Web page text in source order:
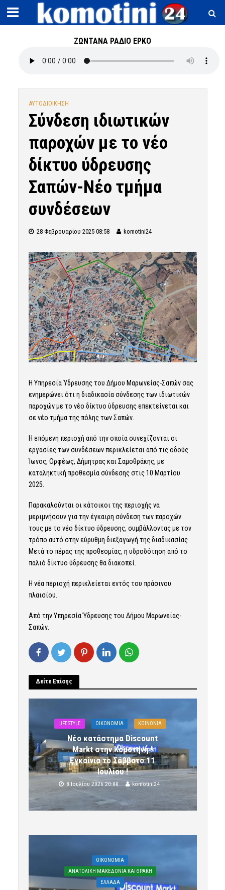
ΖΩΝΤΑΝΑ ΡΑΔΙΟ ΕΡΚΟ
ΑΥΤΟΔΙΟΙΚΗΣΗ
Σύνδεση ιδιωτικών
παροχών με το νέο
δίκτυο ύδρευσης
Σαπών-Νέο τμήμα
συνδέσεων
28 Φεβρουαρίου 2025 08:58 komotini24
Η Υπηρεσία Ύδρευσης του Δήμου Μαρωνείας-Σαπών σας
ενημερώνει ότι η διαδικασία σύνδεσης των ιδιωτικών
παροχών με το νέο δίκτυο ύδρευσης επεκτείνεται και
σε νέο τμήμα της πόλης των Σαπών.
Η επόμενη περιοχή από την οποία συνεχίζονται οι
εργασίες των συνδέσεων περικλείεται από τις οδούς
Ίωνος, Ορφέως, Δήμητρας και Σαμοθράκης, με
καταληκτική προθεσμία σύνδεσης στις 10 Μαρτίου
2025.
Παρακαλούνται οι κάτοικοι της περιοχής να
μεριμνήσουν για την έγκαιρη σύνδεση των παροχών
τους με το νέο δίκτυο ύδρευσης, συμβάλλοντας με τον
τρόπο αυτό στην εύρυθμη διεξαγωγή της διαδικασίας.
Μετά το πέρας της προθεσμίας, η υδροδότηση από το
παλιό δίκτυο ύδρευσης θα διακοπεί.
Η νέα περιοχή περικλείεται εντός του πράσινου
πλαισίου.
Από την Υπηρεσία Ύδρευσης του Δήμου Μαρωνείας-
Σαπών.
Δείτε Επίσης
LIFESTYLE OIKONOMIA ΚΟΙΝΩΝΙΑ
Νέο κατάστημα Discount
Markt στην Κομοτηνή !
Εγκαίνια το Σάββατο 11
Ιουλίου !
8 Ιουλίου 2026 20:00 komotini24
OIKONOMIA
ΑΝΑΤΟΛΙΚΗ ΜΑΚΕΔΟΝΙΑ ΚΑΙ ΘΡΑΚΗ
ΕΛΛΑΔΑ